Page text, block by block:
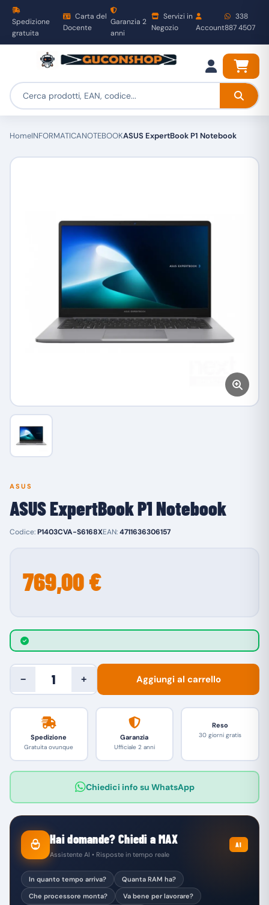
Spedizione
gratuita
Carta del
Docente
Garanzia 2
anni
Servizi in
Negozio
Account
338
887 4507
HomeINFORMATICANOTEBOOKASUS ExpertBook P1 Notebook
ASUS
ASUS ExpertBook P1 Notebook
Codice:P1403CVA-S6168XEAN:4711636306157
769,00 €
− + Aggiungi al carrello
Spedizione
Gratuita ovunque
Garanzia
Ufficiale 2 anni
Reso
30 giorni gratis
Chiedici info su WhatsApp
Hai domande? Chiedi a MAX
Assistente AI • Risposte in tempo reale
AI
In quanto tempo arriva?
Quanta RAM ha?
Che processore monta?
Va bene per lavorare?